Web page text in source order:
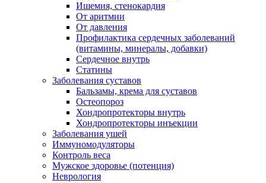
Ишемия, стенокардия
От аритмии
От давления
Профилактика сердечных заболеваний
(витамины, минералы, добавки)
Сердечное внутрь
Статины
Заболевания суставов
Бальзамы, крема для суставов
Остеопороз
Хондропротекторы внутрь
Хондропротекторы инъекции
Заболевания ушей
Иммуномодуляторы
Контроль веса
Мужское здоровье (потенция)
Неврология